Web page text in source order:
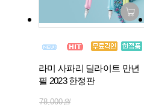
라미 사파리 딜라이트 만년
필 2023 한정판
78,000원